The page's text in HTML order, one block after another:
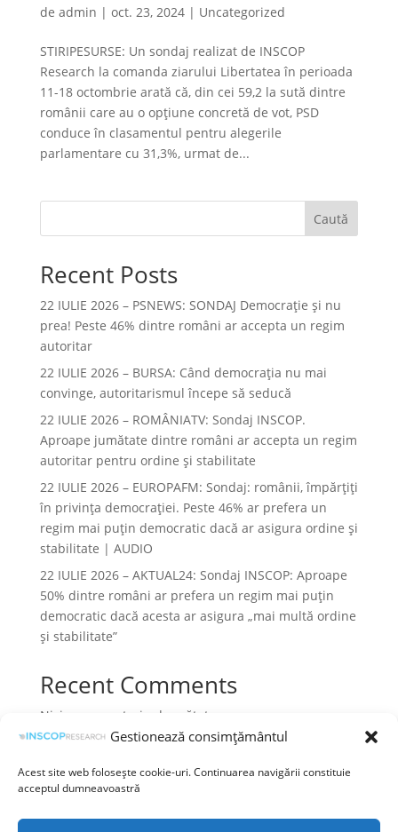
Gestionează consimțământul
Acest site web folosește cookie-uri. Continuarea navigării constituie
acceptul dumneavoastră
de admin | oct. 23, 2024| Uncategorized
STIRIPESURSE: Un sondaj realizat de INSCOP
Research la comanda ziarului Libertatea în perioada
11-18 octombrie arată că, din cei 59,2 la sută dintre
românii care au o opțiune concretă de vot, PSD
conduce în clasamentul pentru alegerile
parlamentare cu 31,3%, urmat de...
Caută
Recent Posts
22 IULIE 2026 – PSNEWS: SONDAJ Democrație și nu
prea! Peste 46% dintre români ar accepta un regim
autoritar
22 IULIE 2026 – BURSA: Când democraţia nu mai
convinge, autoritarismul începe să seducă
22 IULIE 2026 – ROMÂNIATV: Sondaj INSCOP.
Aproape jumătate dintre români ar accepta un regim
autoritar pentru ordine și stabilitate
22 IULIE 2026 – EUROPAFM: Sondaj: românii, împărțiți
în privința democrației. Peste 46% ar prefera un
regim mai puțin democratic dacă ar asigura ordine și
stabilitate | AUDIO
22 IULIE 2026 – AKTUAL24: Sondaj INSCOP: Aproape
50% dintre români ar prefera un regim mai puțin
democratic dacă acesta ar asigura „mai multă ordine
și stabilitate”
Recent Comments
Niciun comentariu de arătat.
Prelucrarea datelor cu caracter personal